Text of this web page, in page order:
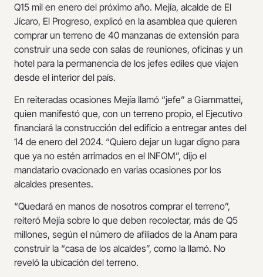
Q15 mil en enero del próximo año. Mejía, alcalde de El
Jícaro, El Progreso, explicó en la asamblea que quieren
comprar un terreno de 40 manzanas de extensión para
construir una sede con salas de reuniones, oficinas y un
hotel para la permanencia de los jefes ediles que viajen
desde el interior del país.
En reiteradas ocasiones Mejía llamó “jefe” a Giammattei,
quien manifestó que, con un terreno propio, el Ejecutivo
financiará la construcción del edificio a entregar antes del
14 de enero del 2024. “Quiero dejar un lugar digno para
que ya no estén arrimados en el INFOM”, dijo el
mandatario ovacionado en varias ocasiones por los
alcaldes presentes.
“Quedará en manos de nosotros comprar el terreno”,
reiteró Mejía sobre lo que deben recolectar, más de Q5
millones, según el número de afiliados de la Anam para
construir la “casa de los alcaldes”, como la llamó. No
reveló la ubicación del terreno.